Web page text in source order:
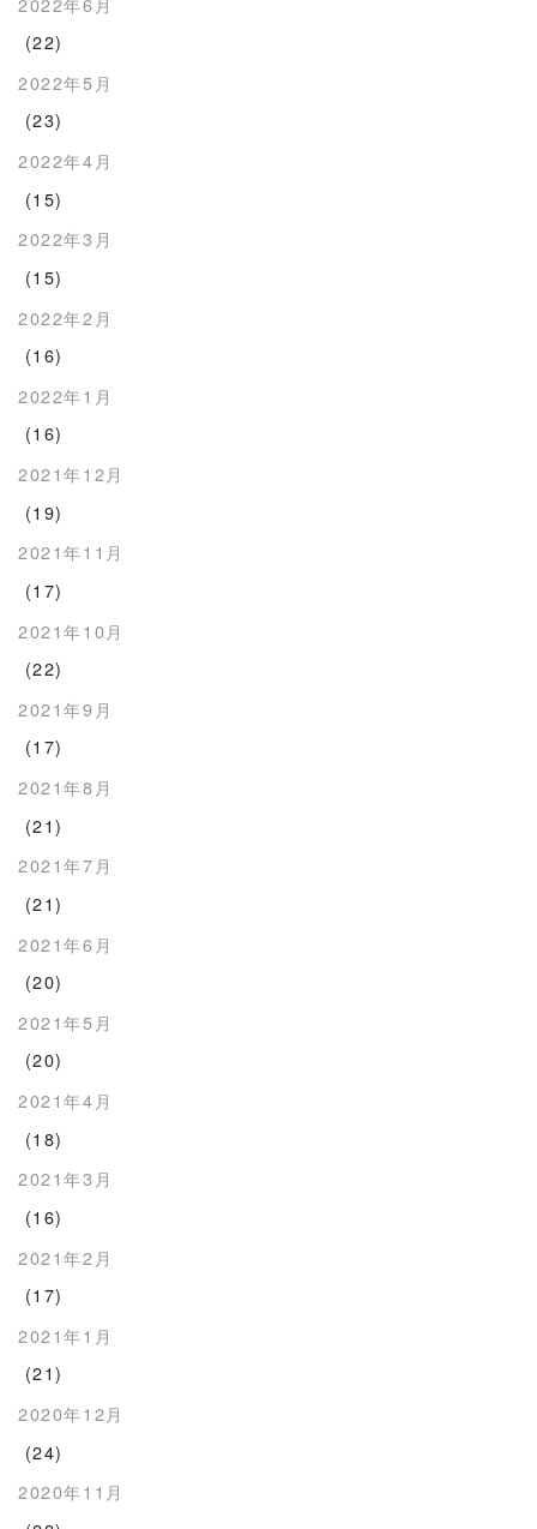
(22)
2022年5月
(23)
2022年4月
(15)
2022年3月
(15)
2022年2月
(16)
2022年1月
(16)
2021年12月
(19)
2021年11月
(17)
2021年10月
(22)
2021年9月
(17)
2021年8月
(21)
2021年7月
(21)
2021年6月
(20)
2021年5月
(20)
2021年4月
(18)
2021年3月
(16)
2021年2月
(17)
2021年1月
(21)
2020年12月
(24)
2020年11月